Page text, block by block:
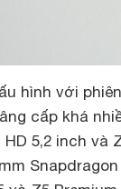
hình với
cấp khá
HD 5,2 inch